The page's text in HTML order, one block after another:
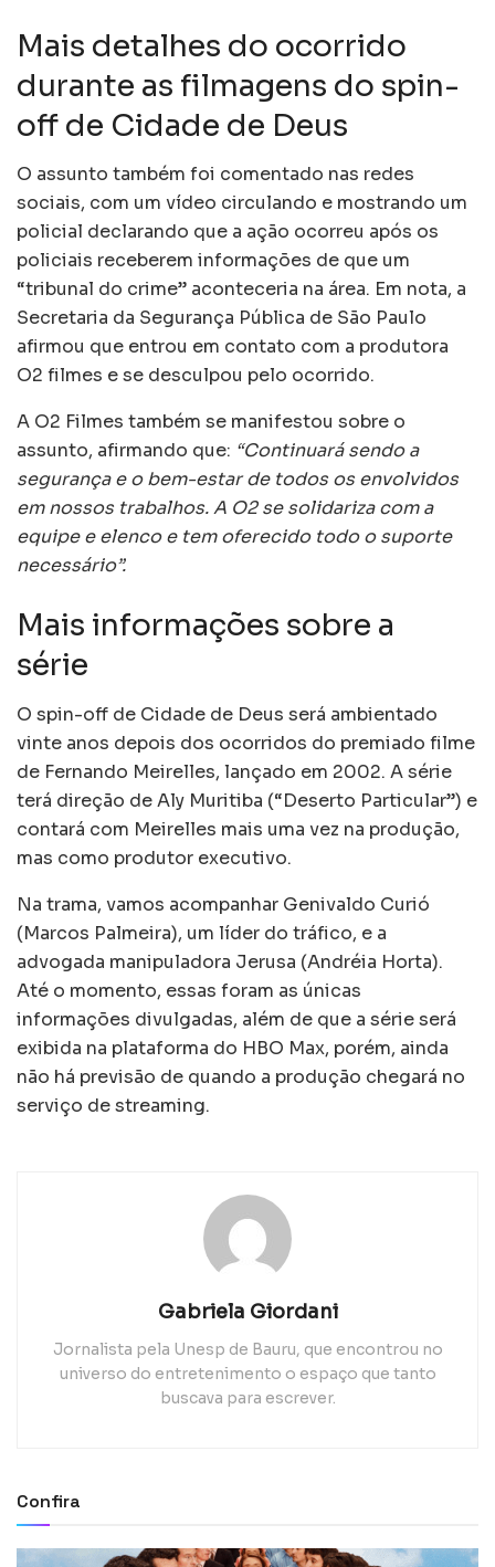
Mais detalhes do ocorrido
durante as filmagens do spin-
off de Cidade de Deus
O assunto também foi comentado nas redes
sociais, com um vídeo circulando e mostrando um
policial declarando que a ação ocorreu após os
policiais receberem informações de que um
“tribunal do crime” aconteceria na área. Em nota, a
Secretaria da Segurança Pública de São Paulo
afirmou que entrou em contato com a produtora
O2 filmes e se desculpou pelo ocorrido.
A O2 Filmes também se manifestou sobre o
assunto, afirmando que: “Continuará sendo a
segurança e o bem-estar de todos os envolvidos
em nossos trabalhos. A O2 se solidariza com a
equipe e elenco e tem oferecido todo o suporte
necessário”.
Mais informações sobre a
série
O spin-off de Cidade de Deus será ambientado
vinte anos depois dos ocorridos do premiado filme
de Fernando Meirelles, lançado em 2002. A série
terá direção de Aly Muritiba (“Deserto Particular”) e
contará com Meirelles mais uma vez na produção,
mas como produtor executivo.
Na trama, vamos acompanhar Genivaldo Curió
(Marcos Palmeira), um líder do tráfico, e a
advogada manipuladora Jerusa (Andréia Horta).
Até o momento, essas foram as únicas
informações divulgadas, além de que a série será
exibida na plataforma do HBO Max, porém, ainda
não há previsão de quando a produção chegará no
serviço de streaming.
Gabriela Giordani
Jornalista pela Unesp de Bauru, que encontrou no
universo do entretenimento o espaço que tanto
buscava para escrever.
Confira